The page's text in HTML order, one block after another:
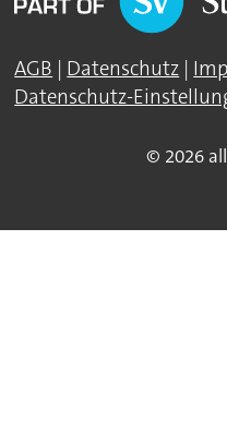
AGB | Datenschutz |
Datenschutz-
© 2026